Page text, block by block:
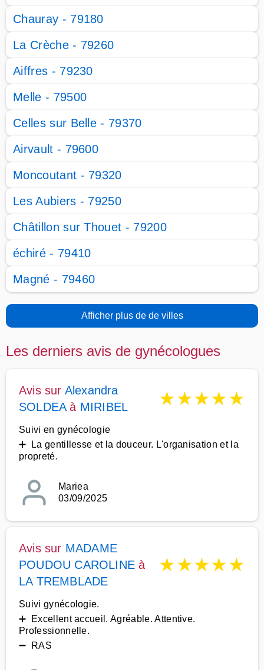
Chauray - 79180
La Crèche - 79260
Aiffres - 79230
Melle - 79500
Celles sur Belle - 79370
Airvault - 79600
Moncoutant - 79320
Les Aubiers - 79250
Châtillon sur Thouet - 79200
échiré - 79410
Magné - 79460
Afficher plus de de villes
Les derniers avis de gynécologues
Avis sur Alexandra
SOLDEAà MIRIBEL ★★★★★
Suivi en gynécologie
➕ La gentillesse et la douceur. L'organisation et la
propreté.
Mariea
03/09/2025
Avis sur MADAME
POUDOU CAROLINE à
LA TREMBLADE
★★★★★
Suivi gynécologie.
➕ Excellent accueil. Agréable. Attentive.
Professionnelle.
➖ RAS